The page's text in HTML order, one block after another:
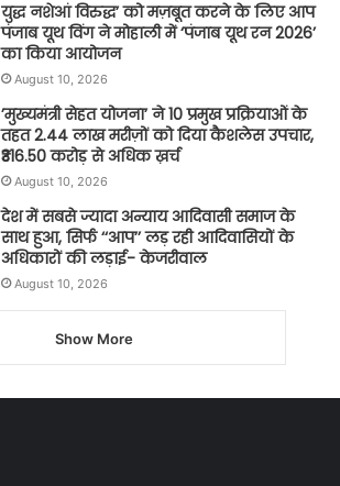
युद्ध नशेआं विरुद्ध’ को मज़बूत करने के लिए आप
पंजाब यूथ विंग ने मोहाली में ‘पंजाब यूथ रन 2026’
का किया आयोजन
August 10, 2026
’मुख्यमंत्री सेहत योजना’ ने 10 प्रमुख प्रक्रियाओं के
तहत 2.44 लाख मरीज़ों को दिया कैशलेस उपचार,
₹316.50 करोड़ से अधिक ख़र्च
August 10, 2026
देश में सबसे ज्यादा अन्याय आदिवासी समाज के
साथ हुआ, सिर्फ ‘‘आप’’ लड़ रही आदिवासियों के
अधिकारों की लड़ाई- केजरीवाल
August 10, 2026
Show More